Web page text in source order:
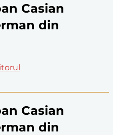
Casian
din
Casian
din